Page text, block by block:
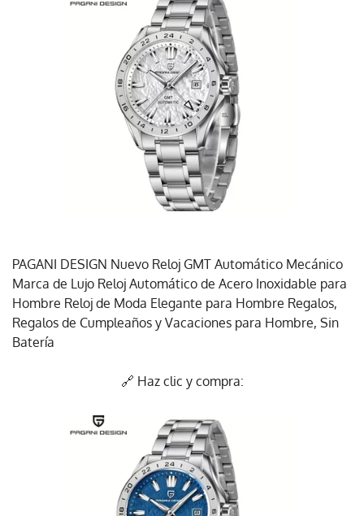
PAGANI DESIGN Nuevo Reloj GMT Automático Mecánico
Marca de Lujo Reloj Automático de Acero Inoxidable para
Hombre Reloj de Moda Elegante para Hombre Regalos,
Regalos de Cumpleaños y Vacaciones para Hombre, Sin
Batería
🔗 Haz clic y compra: